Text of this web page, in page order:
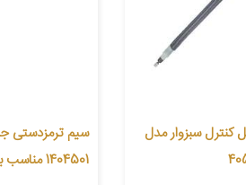
کنترل سبزوار مدل
سیم ترمزدستی
1404501 مناسب برای کاپرا دوکابین